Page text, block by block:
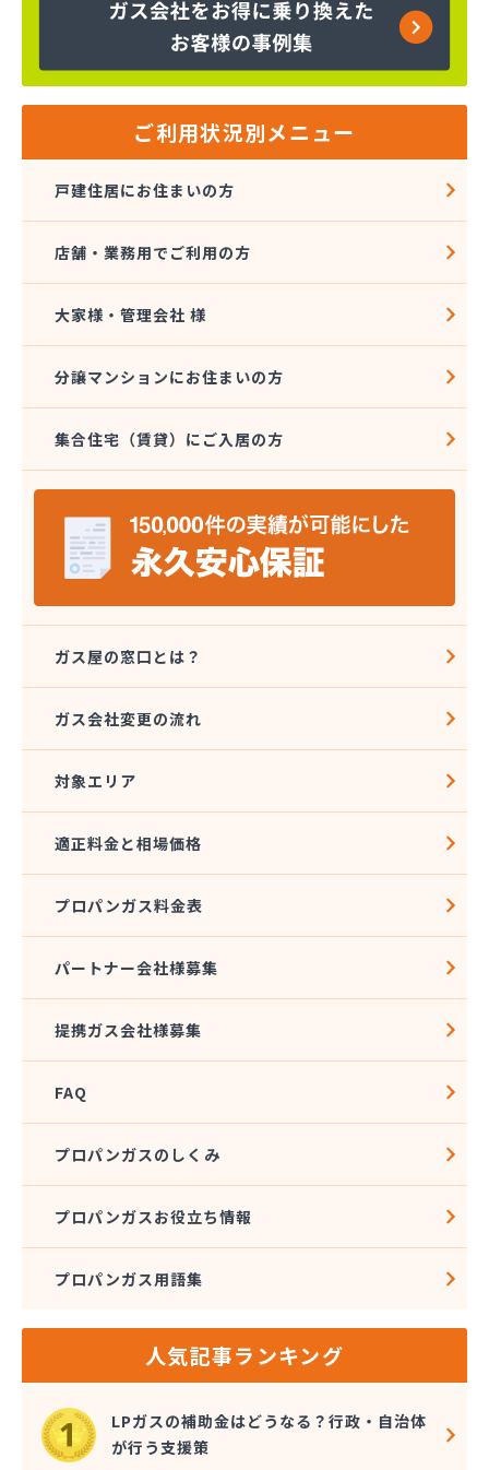
ご利用状況別メニュー
戸建住居にお住まいの方
店舗・業務用でご利用の方
大家様・管理会社 様
分譲マンションにお住まいの方
集合住宅（賃貸）にご入居の方
ガス屋の窓口とは？
ガス会社変更の流れ
対象エリア
適正料金と相場価格
プロパンガス料金表
パートナー会社様募集
提携ガス会社様募集
FAQ
プロパンガスのしくみ
プロパンガスお役立ち情報
プロパンガス用語集
人気記事ランキング
LPガスの補助金はどうなる？行政・自治体
が行う支援策